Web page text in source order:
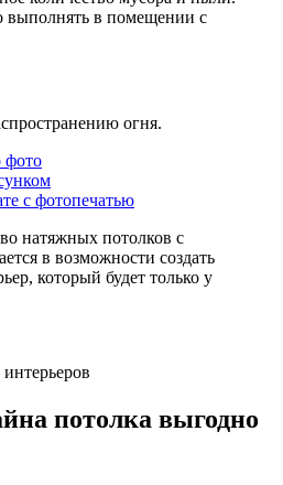
в помещении с
огня.
натяжных потолков с
в возможности создать
который будет только у
потолка выгодно